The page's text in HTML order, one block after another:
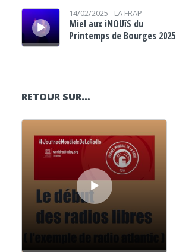
Lecteur audio 14/02/2025 - LA FRAP
Miel aux iNOUïS du
Printemps de Bourges 2025
RETOUR SUR…
Lecteur audio